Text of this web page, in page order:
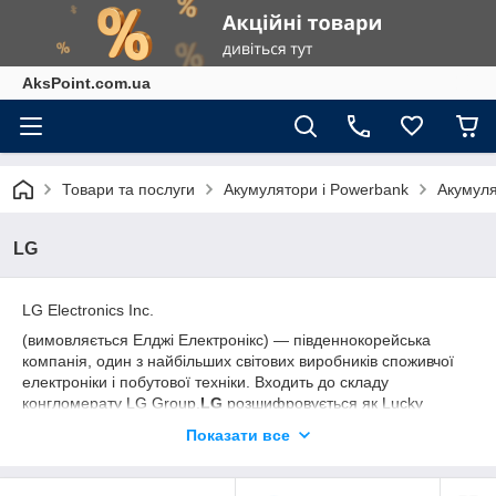
AksPoint.com.ua
Товари та послуги Акумулятори і Powerbank
LG
LG Electronics Inc.
(вимовляється Елджі Електронікс) — південнокорейська
компанія, один з найбільших світових виробників споживчої
електроніки і побутової техніки. Входить до складу
конгломерату LG Group. LG розшифровується як Lucky
результаті злиття яких і народився цей бренд.
Основа філософії LG - це люди, чесність і
Показати все